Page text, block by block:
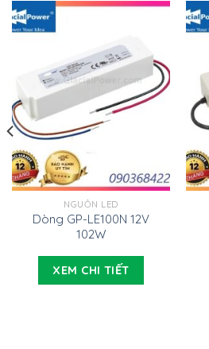
NGUỒN LED
Dòng GP-LE100N 12V
102W
XEM CHI TIẾT